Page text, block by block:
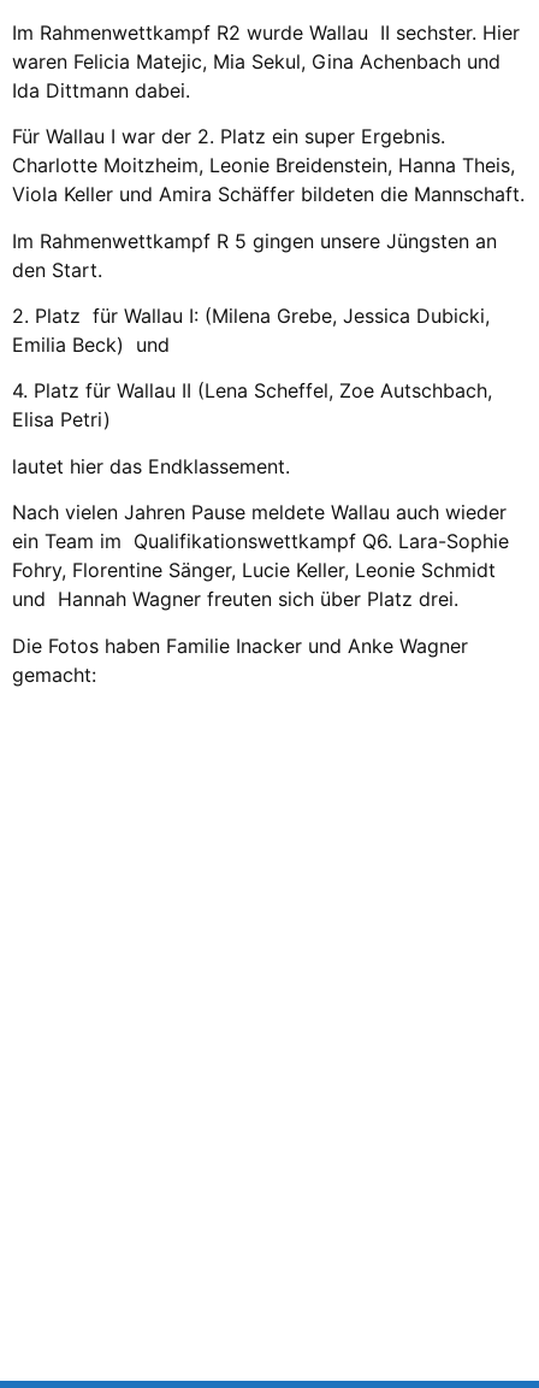
Im Rahmenwettkampf R2 wurde Wallau II sechster. Hier
waren Felicia Matejic, Mia Sekul, Gina Achenbach und
Ida Dittmann dabei.
Für Wallau I war der 2. Platz ein super Ergebnis.
Charlotte Moitzheim, Leonie Breidenstein, Hanna Theis,
Viola Keller und Amira Schäffer bildeten die Mannschaft.
Im Rahmenwettkampf R 5 gingen unsere Jüngsten an
den Start.
2. Platz für Wallau I: (Milena Grebe, Jessica Dubicki,
Emilia Beck) und
4. Platz für Wallau II (Lena Scheffel, Zoe Autschbach,
Elisa Petri)
lautet hier das Endklassement.
Nach vielen Jahren Pause meldete Wallau auch wieder
ein Team im Qualifikationswettkampf Q6. Lara-Sophie
Fohry, Florentine Sänger, Lucie Keller, Leonie Schmidt
und Hannah Wagner freuten sich über Platz drei.
Die Fotos haben Familie Inacker und Anke Wagner
gemacht: